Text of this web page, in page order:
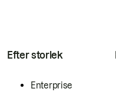
Efter storlek
Enterprise